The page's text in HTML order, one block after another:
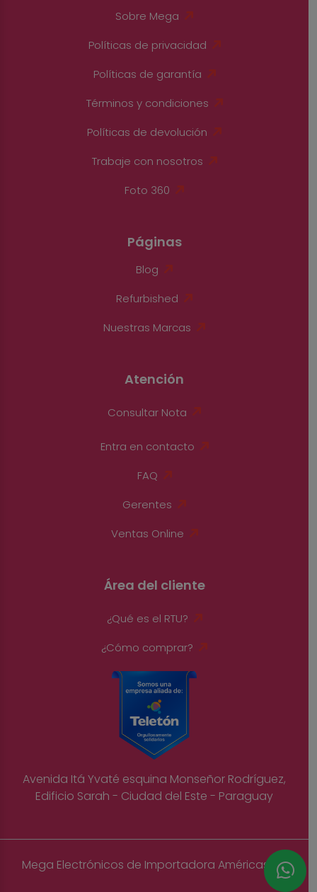
Sobre Mega
Políticas de privacidad
Políticas de garantía
Términos y condiciones
Políticas de devolución
Trabaje con nosotros
Foto 360
Páginas
Blog
Refurbished
Nuestras Marcas
Atención
Consultar Nota
Entra en contacto
FAQ
Gerentes
Ventas Online
Área del cliente
¿Qué es el RTU?
¿Cómo comprar?
Avenida Itá Yvaté esquina Monseñor Rodríguez,
Edificio Sarah - Ciudad del Este - Paraguay
Mega Electrónicos de Importadora Américas S.A